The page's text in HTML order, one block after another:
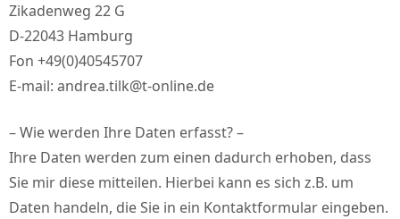
Zikadenweg 22 G
D-22043 Hamburg
Fon +49(0)40545707
E-mail: andrea.tilk@t-online.de
– Wie werden Ihre Daten erfasst? –
Ihre Daten werden zum einen dadurch erhoben, dass
Sie mir diese mitteilen. Hierbei kann es sich z.B. um
Daten handeln, die Sie in ein Kontaktformular eingeben.